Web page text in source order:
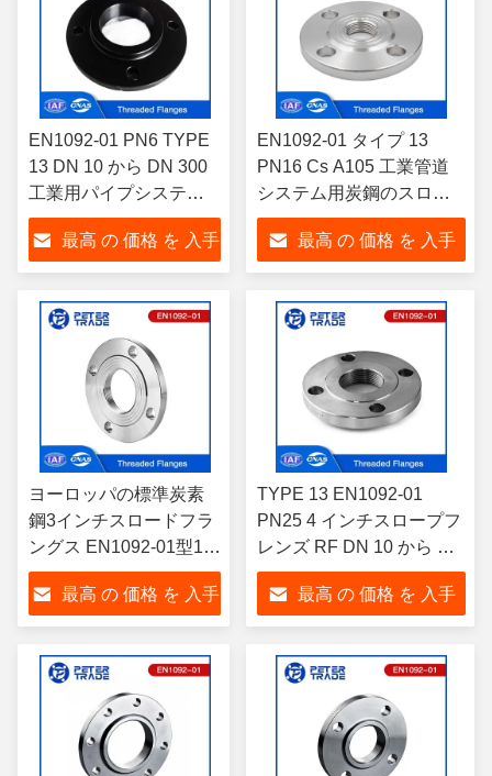
EN1092-01 PN6 TYPE
13 DN 10 から DN 300
工業用パイプシステム
のTHRF
最高 の 価格 を 入手
EN1092-01 タイプ 13
PN16 Cs A105 工業管道
システム用炭鋼のスロー
リングフラングス THRF
上げ面/平面
最高 の 価格 を 入手
ヨーロッパの標準炭素
鋼3インチスロードフラ
ングス EN1092-01型13
PN10 配管/HVAC用
最高 の 価格 を 入手
TYPE 13 EN1092-01
PN25 4 インチスロープフ
レンズ RF DN 10 から DN
600 炭素鋼フレンズ
A105/Q235/A350
LF2/A420
最高 の 価格 を 入手